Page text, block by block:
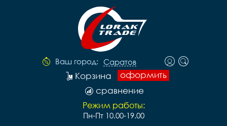
Ваш город: Саратов
оформить
Корзина
сравнение
Режим работы:
Пн-Пт 10.00-19.00